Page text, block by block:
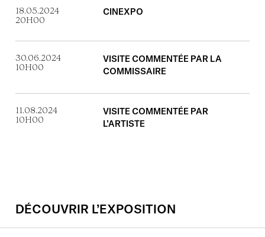
CINEXPO
18.05.2024
20H00
VISITE COMMENTÉE PAR LA
COMMISSAIRE
30.06.2024
10H00
VISITE COMMENTÉE PAR
L’ARTISTE
11.08.2024
10H00
DÉCOUVRIR L’EXPOSITION